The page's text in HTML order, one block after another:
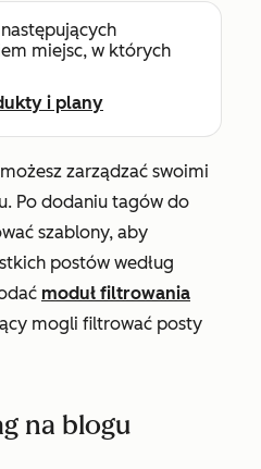
miejsc, w których
i plany
zarządzać swoimi
Po dodaniu tagów do
szablony, aby
postów według
moduł filtrowania
mogli filtrować posty
na blogu